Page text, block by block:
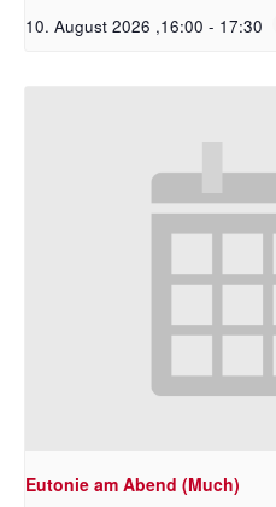
10. August 2026 ,16:00 - 17:30
Eutonie am Abend (Much)